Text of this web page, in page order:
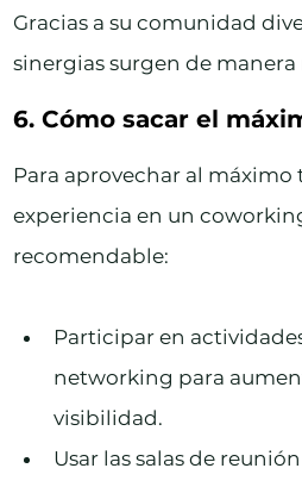
Gracias a su comunidad
sinergias surgen de manera
6. Cómo sacar el
Para aprovechar al máximo
experiencia en un
recomendable:
Participar en
networking para
visibilidad.
Usar las salas de